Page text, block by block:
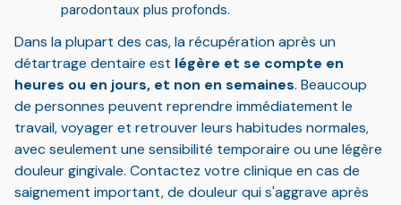
parodontaux plus profonds.
Dans la plupart des cas, la récupération après un
détartrage dentaire est légère et se compte en
heures ou en jours, et non en semaines. Beaucoup
de personnes peuvent reprendre immédiatement le
travail, voyager et retrouver leurs habitudes normales,
avec seulement une sensibilité temporaire ou une légère
douleur gingivale. Contactez votre clinique en cas de
saignement important, de douleur qui s'aggrave après